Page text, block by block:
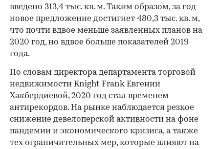
введено 313,4 тыс. кв. м. Таким образом, за год
новое предложение достигнет 480,3 тыс. кв. м,
что почти вдвое меньше заявленных планов на
2020 год, но вдвое больше показателей 2019
года.
По словам директора департамента торговой
недвижимости Knight Frank Евгении
Хакбердиевой, 2020 год стал временем
антирекордов. На рынке наблюдается резкое
снижение девелоперской активности на фоне
пандемии и экономического кризиса, а также
тех ограничительных мер, которые влияют на